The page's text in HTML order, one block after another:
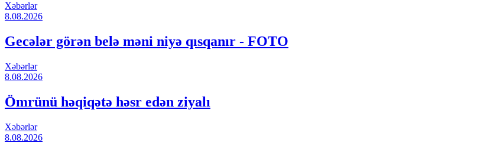
Xəbərlər
8.08.2026
Gecələr görən belə məni niyə qısqanır - FOTO
Xəbərlər
8.08.2026
Ömrünü həqiqətə həsr edən ziyalı
Xəbərlər
8.08.2026